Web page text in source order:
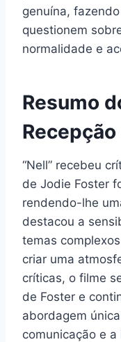
genuína,
questionem
normalidade e
Resumo
“Nell” recebeu
de Jodie Foster
rendendo-lhe
destacou a
temas
criar uma
críticas, o filme
de Foster e
abordagem
comunicação e